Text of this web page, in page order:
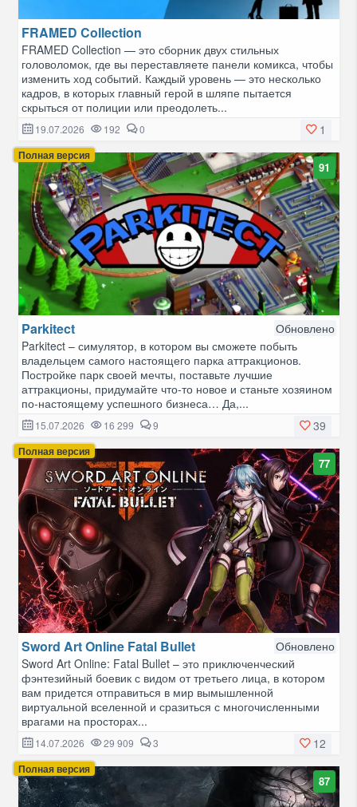
FRAMED Collection
FRAMED Collection — это сборник двух стильных
головоломок, где вы переставляете панели комикса, чтобы
изменить ход событий. Каждый уровень — это несколько
кадров, в которых главный герой в шляпе пытается
скрыться от полиции или преодолеть...
1
19.07.2026 192 0
Полная версия
91
Parkitect
Обновлено
Parkitect – симулятор, в котором вы сможете побыть
владельцем самого настоящего парка аттракционов.
Постройке парк своей мечты, поставьте лучшие
аттракционы, придумайте что-то новое и станьте хозяином
по-настоящему успешного бизнеса… Да,...
39
15.07.2026 16 299 9
Полная версия
77
Sword Art Online Fatal Bullet
Обновлено
Sword Art Online: Fatal Bullet – это приключенческий
фэнтезийный боевик с видом от третьего лица, в котором
вам придется отправиться в мир вымышленной
виртуальной вселенной и сразиться с многочисленными
врагами на просторах...
12
14.07.2026 29 909 3
Полная версия
87